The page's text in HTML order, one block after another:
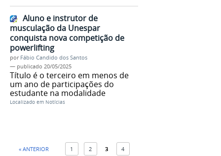
Aluno e instrutor de
musculação da Unespar
conquista nova competição de
powerlifting
por Fábio Candido dos Santos
— publicado 20/05/2025
Título é o terceiro em menos de
um ano de participações do
estudante na modalidade
Localizado em Notícias
« ANTERIOR 1 2 3 4